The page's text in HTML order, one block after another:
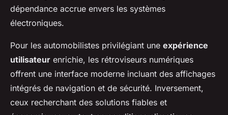
dépendance accrue envers les systèmes
électroniques.
Pour les automobilistes privilégiant une expérience
utilisateur enrichie, les rétroviseurs numériques
offrent une interface moderne incluant des affichages
intégrés de navigation et de sécurité. Inversement,
ceux recherchant des solutions fiables et